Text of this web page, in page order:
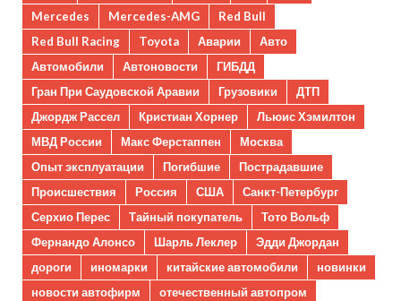
Mercedes
Mercedes-AMG
Red Bull
Red Bull Racing
Toyota Аварии
Авто
Автомобили
Автоновости
ГИБДД
Гран При Саудовской Аравии
Грузовики
ДТП
Джордж Рассел
Кристиан Хорнер
Льюис Хэмилтон
МВД России
Макс Ферстаппен
Москва
Опыт эксплуатации
Погибшие
Пострадавшие
Происшествия
Россия США
Санкт-Петербург
Серхио Перес
Тайный покупатель
Тото Вольф
Фернандо Алонсо
Шарль Леклер
Эдди Джордан
дороги
иномарки китайские автомобили
новинки
новости автофирм
отечественный автопром